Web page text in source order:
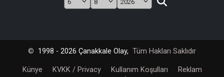
© 1998 - 2026 Çanakkale Olay, Tüm Hakları Saklıdır
Künye KVKK / Privacy Kullanım Koşulları
Reklam